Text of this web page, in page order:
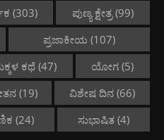
(303) ಪುಣ್ಯ ಕ್ಷೇತ್ರ(99)
ಪ್ರಜಾಕೀಯ (107)
ಕಥೆ(47) ಯೋಗ (5)
(19) ವಿಶೇಷ ದಿನ (66)
(24) ಸುಭಾಷಿತ (4)